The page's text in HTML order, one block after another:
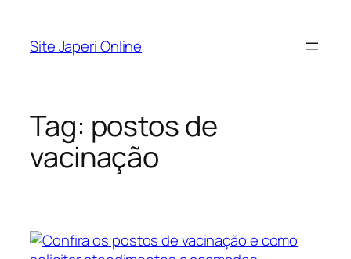
Site Japeri Online
Tag: postos de
vacinação